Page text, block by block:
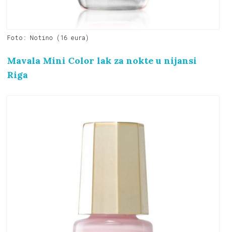
Foto: Notino (16 eura)
Mavala Mini Color lak za nokte u nijansi
Riga